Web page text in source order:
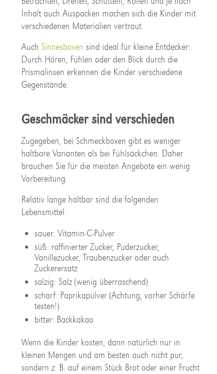
Inhalt auch Auspacken machen sich die Kinder mit
verschiedenen Materialien vertraut.
Auch Sinnesboxen sind ideal für kleine Entdecker:
Durch Hören, Fühlen oder den Blick durch die
Prismalinsen erkennen die Kinder verschiedene
Gegenstände.
Geschmäcker sind verschieden
Zugegeben, bei Schmeckboxen gibt es weniger
haltbare Varianten als bei Fühlsäckchen. Daher
brauchen Sie für die meisten Angebote ein wenig
Vorbereitung.
Relativ lange haltbar sind die folgenden
Lebensmittel:
sauer: Vitamin-C-Pulver
süß: raffinierter Zucker, Puderzucker,
Vanillezucker, Traubenzucker oder auch
Zuckerersatz
salzig: Salz (wenig überraschend)
scharf: Paprikapulver (Achtung, vorher Schärfe
testen!)
bitter: Backkakao
Wenn die Kinder kosten, dann natürlich nur in
kleinen Mengen und am besten auch nicht pur,
sondern z. B. auf einem Stück Brot oder einer Frucht